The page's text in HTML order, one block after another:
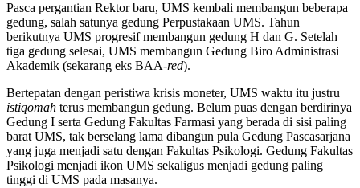
Pasca pergantian Rektor baru, UMS kembali membangun beberapa
gedung, salah satunya gedung Perpustakaan UMS. Tahun
berikutnya UMS progresif membangun gedung H dan G. Setelah
tiga gedung selesai, UMS membangun Gedung Biro Administrasi
Akademik (sekarang eks BAA-red).
Bertepatan dengan peristiwa krisis moneter, UMS waktu itu justru
istiqomah terus membangun gedung. Belum puas dengan berdirinya
Gedung I serta Gedung Fakultas Farmasi yang berada di sisi paling
barat UMS, tak berselang lama dibangun pula Gedung Pascasarjana
yang juga menjadi satu dengan Fakultas Psikologi. Gedung Fakultas
Psikologi menjadi ikon UMS sekaligus menjadi gedung paling
tinggi di UMS pada masanya.